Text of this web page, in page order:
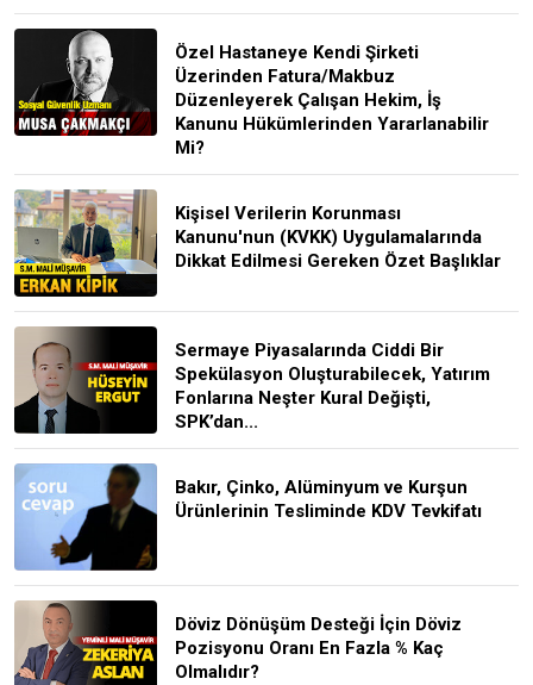
Özel Hastaneye Kendi Şirketi
Üzerinden Fatura/Makbuz
Düzenleyerek Çalışan Hekim, İş
Kanunu Hükümlerinden Yararlanabilir
Mi?
Kişisel Verilerin Korunması
Kanunu'nun (KVKK) Uygulamalarında
Dikkat Edilmesi Gereken Özet Başlıklar
Sermaye Piyasalarında Ciddi Bir
Spekülasyon Oluşturabilecek, Yatırım
Fonlarına Neşter Kural Değişti,
SPK’dan...
Bakır, Çinko, Alüminyum ve Kurşun
Ürünlerinin Tesliminde KDV Tevkifatı
Döviz Dönüşüm Desteği İçin Döviz
Pozisyonu Oranı En Fazla % Kaç
Olmalıdır?